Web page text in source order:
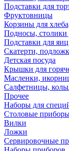
Подставки для
Фруктовницы
Корзины для
Подносы, столики
Подставки для яиц
Скатерти,
Детская посуда
Крышки для
Масленки,
Салфетницы,
Прочее
Наборы для
Столовые
Вилки
Ложки
Сервировочные